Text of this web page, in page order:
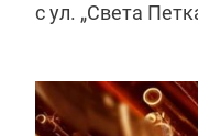
с ул. „Света